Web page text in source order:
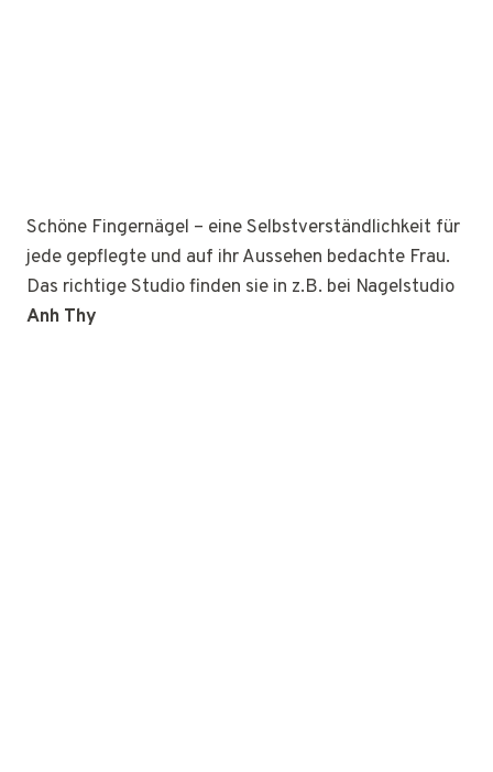
Schöne Fingernägel – eine Selbstverständlichkeit für
jede gepflegte und auf ihr Aussehen bedachte Frau.
Das richtige Studio finden sie in z.B. bei Nagelstudio
Anh Thy